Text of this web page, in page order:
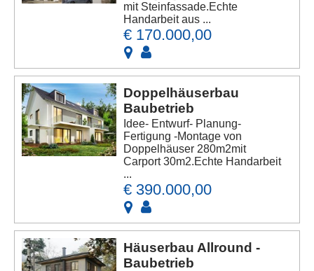
mit Steinfassade.Echte
Handarbeit aus ...
€ 170.000,00
Doppelhäuserbau
Baubetrieb
Idee- Entwurf- Planung-
Fertigung -Montage von
Doppelhäuser 280m2mit
Carport 30m2.Echte Handarbeit
...
€ 390.000,00
Häuserbau Allround -
Baubetrieb